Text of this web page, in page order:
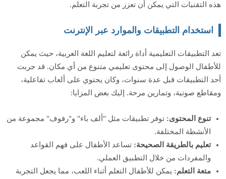
هذه التقنيات التي يمكن أن تعزز من تجربة التعلم.
استخدام التطبيقات والموارد عبر الإنترنت
تعد التطبيقات التعليمية أداة رائعة لتعليم اللغة العربية، حيث يمكن
للأطفال الوصول إلى محتوى تعليمي متنوع من أي مكان. قد جربت
أحد التطبيقات قبل عدة سنوات، وكان يحتوي على ألعاب تفاعلية،
ومقاطع صوتية، وتمارين مرحة. إليك بعض المزايا:
تنوع المحتوى: توفر تطبيقات مثل "ألف باء" و"رفوف" مجموعة من
الأنشطة المختلفة.
تعليم بالطريقة الصحيحة: تساعد الأطفال على فهم القواعد
والمفردات من خلال التطبيق العملي.
متعة التعلم: يمكن للأطفال التعلم أثناء اللعب، مما يجعل التجربة